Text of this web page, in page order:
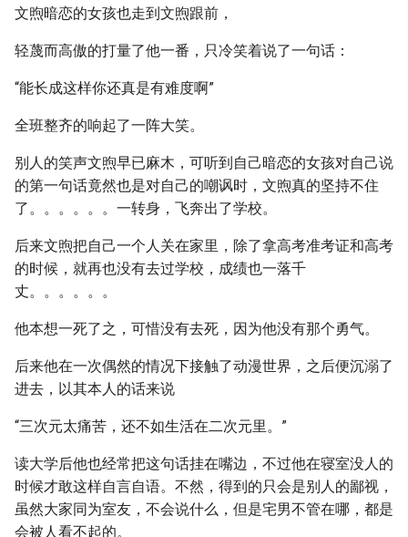
文煦暗恋的女孩也走到文煦跟前，
轻蔑而高傲的打量了他一番，只冷笑着说了一句话：
“能长成这样你还真是有难度啊”
全班整齐的响起了一阵大笑。
别人的笑声文煦早已麻木，可听到自己暗恋的女孩对自己说
的第一句话竟然也是对自己的嘲讽时，文煦真的坚持不住
了。。。。。。一转身，飞奔出了学校。
后来文煦把自己一个人关在家里，除了拿高考准考证和高考
的时候，就再也没有去过学校，成绩也一落千
丈。。。。。。
他本想一死了之，可惜没有去死，因为他没有那个勇气。
后来他在一次偶然的情况下接触了动漫世界，之后便沉溺了
进去，以其本人的话来说
“三次元太痛苦，还不如生活在二次元里。”
读大学后他也经常把这句话挂在嘴边，不过他在寝室没人的
时候才敢这样自言自语。不然，得到的只会是别人的鄙视，
虽然大家同为室友，不会说什么，但是宅男不管在哪，都是
会被人看不起的。